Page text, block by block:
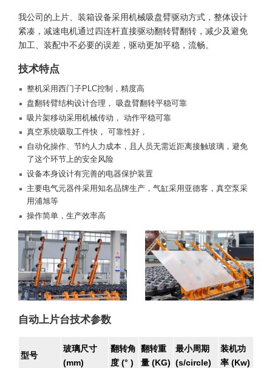
我公司的上片、装箱设备采用机械吸盘臂驱动方式，整体设计
紧凑，减速电机通过四连杆直接驱动翻转臂翻转，减少及避免
加工、装配中不必要的误差，驱动更加平稳，流畅。
技术特点
整机采用西门子PLC控制，精度高
盘翻转臂结构设计合理， 吸盘臂翻转平稳可靠
吸片架移动采用机械传动， 动作平稳可靠
真空系统吸取工件快， 可靠性好，
自动化操作、节约人力成本，且人员无需近距离接触玻璃，避免
了这个环节上的安全风险
设备本身设计有完善的电器保护装置
主要电气元器件采用知名品牌生产，气缸采用亚德客，真空泵采
用浦旭等
操作简单，生产效率高
自动上片台技术参数
型号
玻璃尺寸
(mm)
翻转角
度 (° )
翻转重
量 (KG)
最小周期
(s/circle)
装机功
率 (Kw)